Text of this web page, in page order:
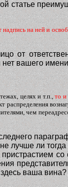
статье
надпись на ней и
от
нет вашего
целях и т.п.,то и
распределения
чем
не лучше ли
ваша